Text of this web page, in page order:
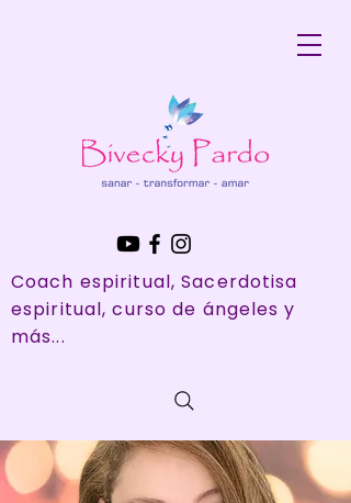
Coach espiritual, Sacerdotisa
espiritual, curso de ángeles y
más...